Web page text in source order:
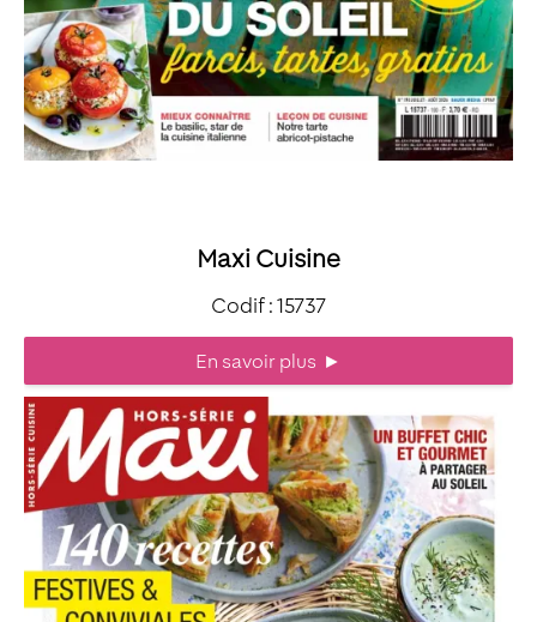
Maxi Cuisine
Codif : 15737
En savoir plus ►